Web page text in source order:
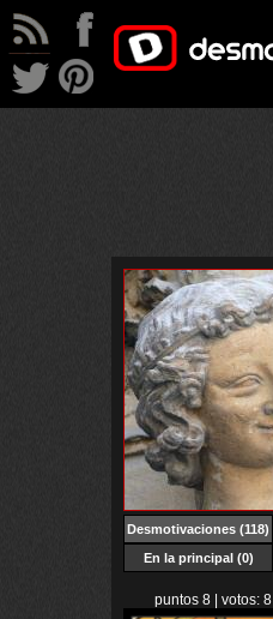
Desmotivaciones (118)
En la principal (0)
puntos 8 | votos: 8